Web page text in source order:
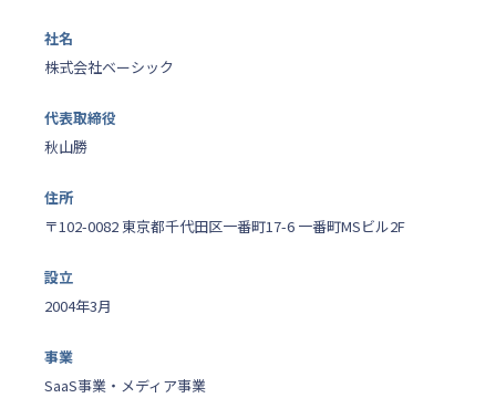
社名
株式会社ベーシック
代表取締役
秋山勝
住所
〒102-0082 東京都千代田区一番町17-6 一番町MSビル2F
設立
2004年3月
事業
SaaS事業・メディア事業